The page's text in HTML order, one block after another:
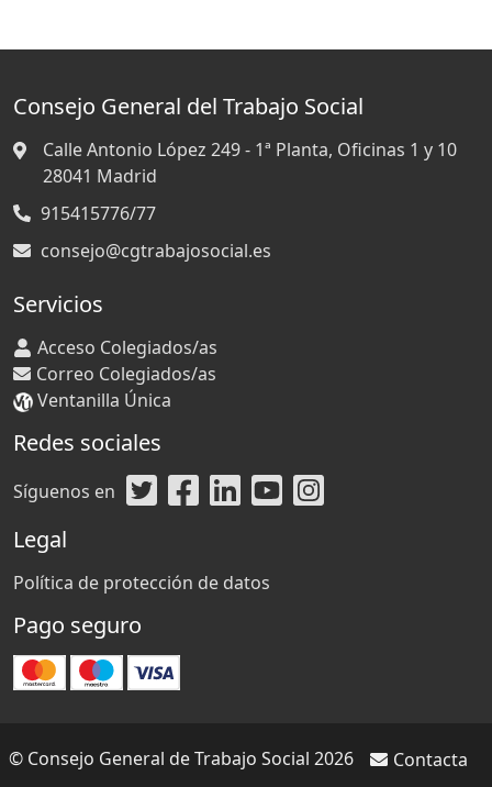
Consejo General del Trabajo Social
Calle Antonio López 249 - 1ª Planta, Oficinas 1 y 10
28041 Madrid
915415776/77
consejo@cgtrabajosocial.es
Servicios
Acceso Colegiados/as
Correo Colegiados/as
Ventanilla Única
Redes sociales
Síguenos en
Legal
Política de protección de datos
Pago seguro
© Consejo General de Trabajo Social 2026 Contacta